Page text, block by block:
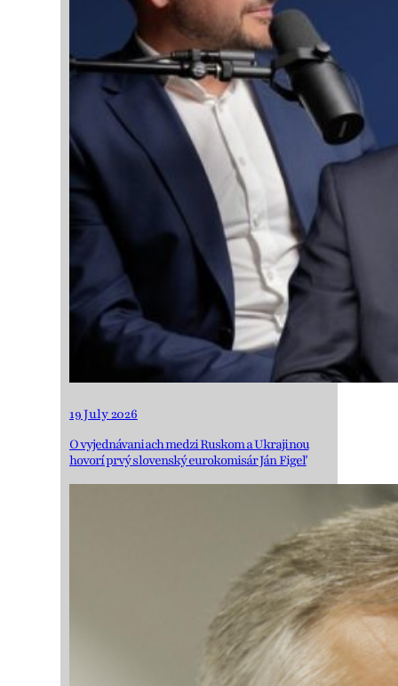
19 July 2026
O vyjednávaniach medzi Ruskom a Ukrajinou
hovorí prvý slovenský eurokomisár Ján Figeľ